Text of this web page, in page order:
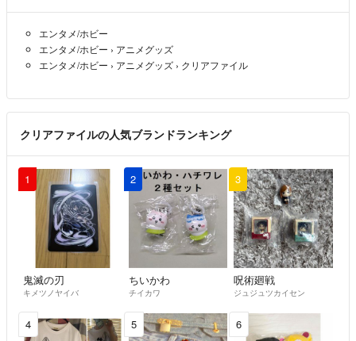
エンタメ/ホビー
エンタメ/ホビー › アニメグッズ
エンタメ/ホビー › アニメグッズ › クリアファイル
クリアファイルの人気ブランドランキング
1
鬼滅の刃
キメツノヤイバ
2
ちいかわ
チイカワ
3
呪術廻戦
ジュジュツカイセン
4 5 6